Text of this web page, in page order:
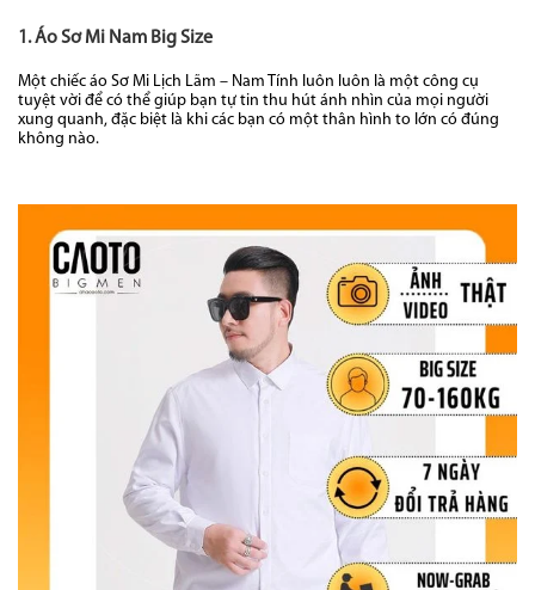
1. Áo Sơ Mi Nam Big Size
Một chiếc áo Sơ Mi Lịch Lãm – Nam Tính luôn luôn là một công cụ
tuyệt vời để có thể giúp bạn tự tin thu hút ánh nhìn của mọi người
xung quanh, đặc biệt là khi các bạn có một thân hình to lớn có đúng
không nào.